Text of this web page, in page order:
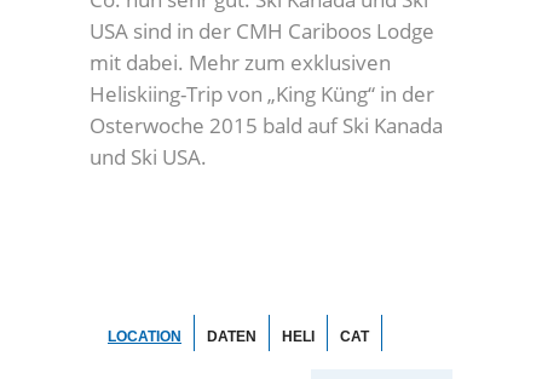
USA sind in der CMH Cariboos Lodge
mit dabei. Mehr zum exklusiven
Heliskiing-Trip von „King Küng“ in der
Osterwoche 2015 bald auf Ski Kanada
und Ski USA.
LOCATION DATEN HELI CAT